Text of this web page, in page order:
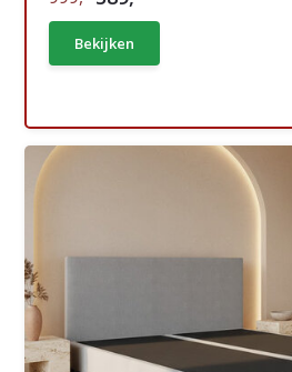
Bekijken